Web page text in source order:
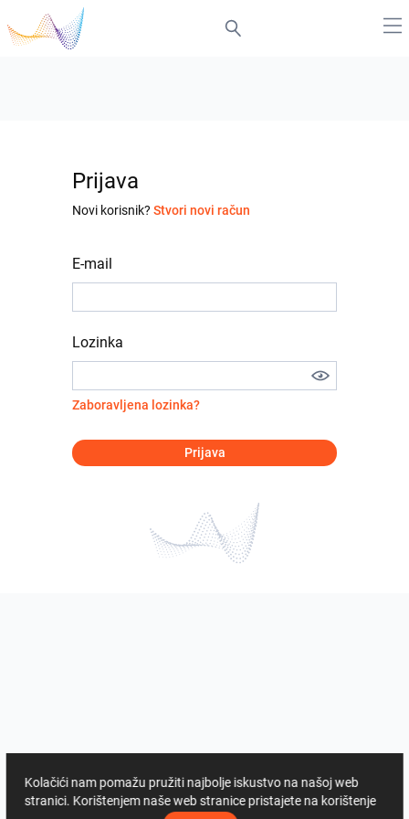
Prijava
Novi korisnik? Stvori novi račun
E-mail
Lozinka
Zaboravljena lozinka?
Prijava
Kolačići nam pomažu pružiti najbolje iskustvo na našoj web
stranici. Korištenjem naše web stranice pristajete na korištenje